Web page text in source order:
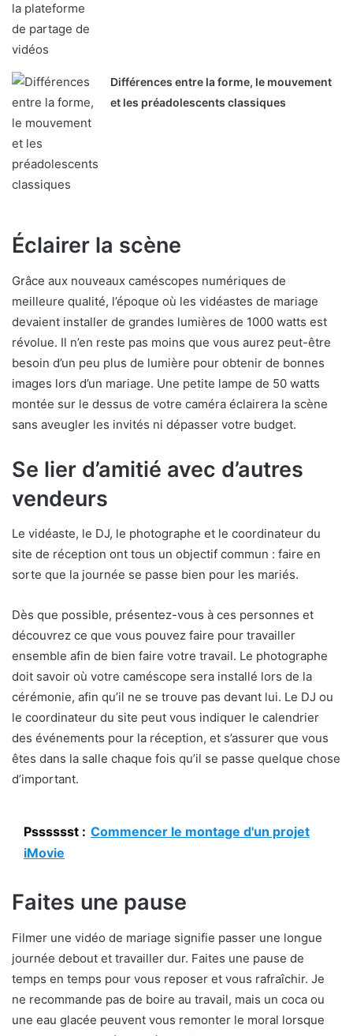
Différences entre la forme, le mouvement
et les préadolescents classiques
Éclairer la scène
Grâce aux nouveaux caméscopes numériques de
meilleure qualité, l’époque où les vidéastes de mariage
devaient installer de grandes lumières de 1000 watts est
révolue. Il n’en reste pas moins que vous aurez peut-être
besoin d’un peu plus de lumière pour obtenir de bonnes
images lors d’un mariage. Une petite lampe de 50 watts
montée sur le dessus de votre caméra éclairera la scène
sans aveugler les invités ni dépasser votre budget.
Se lier d’amitié avec d’autres
vendeurs
Le vidéaste, le DJ, le photographe et le coordinateur du
site de réception ont tous un objectif commun : faire en
sorte que la journée se passe bien pour les mariés.
Dès que possible, présentez-vous à ces personnes et
découvrez ce que vous pouvez faire pour travailler
ensemble afin de bien faire votre travail. Le photographe
doit savoir où votre caméscope sera installé lors de la
cérémonie, afin qu’il ne se trouve pas devant lui. Le DJ ou
le coordinateur du site peut vous indiquer le calendrier
des événements pour la réception, et s’assurer que vous
êtes dans la salle chaque fois qu’il se passe quelque chose
d’important.
Psssssst : Commencer le montage d'un projet
iMovie
Faites une pause
Filmer une vidéo de mariage signifie passer une longue
journée debout et travailler dur. Faites une pause de
temps en temps pour vous reposer et vous rafraîchir. Je
ne recommande pas de boire au travail, mais un coca ou
une eau glacée peuvent vous remonter le moral lorsque